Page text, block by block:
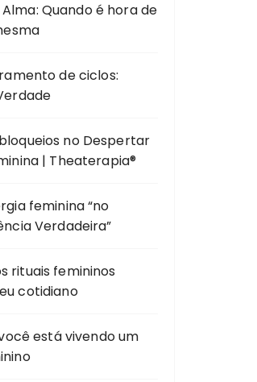
Quando é hora de
de ciclos:
no Despertar
| Theaterapia®
feminina “no
Verdadeira”
rituais femininos
cotidiano
está vivendo um